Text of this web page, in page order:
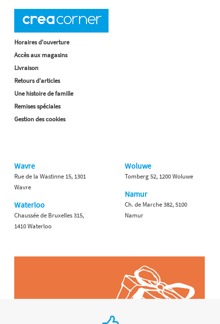
Horaires d'ouverture
Accès aux magasins
Livraison
Retours d'articles
Une histoire de famille
Remises spéciales
Gestion des cookies
Wavre
Rue de la Wastinne 15, 1301
Wavre
Waterloo
Chaussée de Bruxelles 315,
1410 Waterloo
Woluwe
Tomberg 52, 1200 Woluwe
Namur
Ch. de Marche 382, 5100
Namur